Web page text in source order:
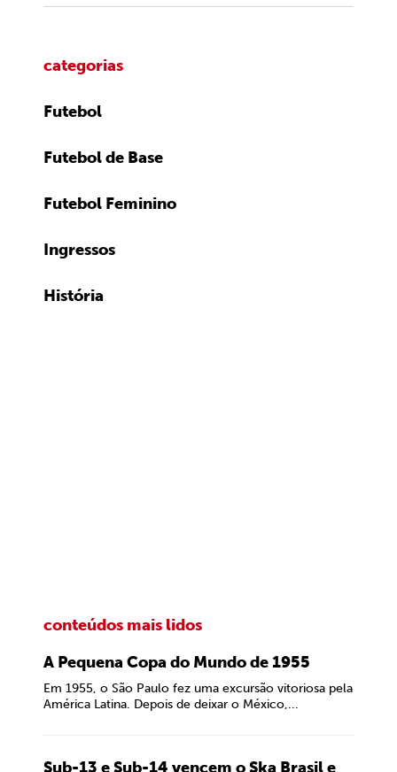
categorias
Futebol
Futebol de Base
Futebol Feminino
Ingressos
História
conteúdos mais lidos
A Pequena Copa do Mundo de 1955
Em 1955, o São Paulo fez uma excursão vitoriosa pela
América Latina. Depois de deixar o México,...
Sub-13 e Sub-14 vencem o Ska Brasil e